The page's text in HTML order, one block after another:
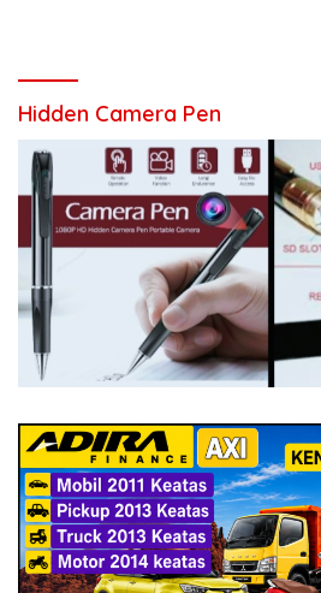
Hidden Camera Pen